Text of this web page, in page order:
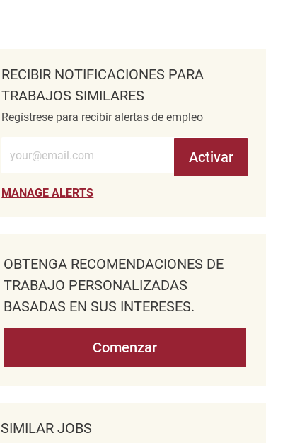
RECIBIR NOTIFICACIONES PARA
TRABAJOS SIMILARES
Regístrese para recibir alertas de empleo
Introduzca la dirección de correo electrónico (obligatorio)
Activar
MANAGE ALERTS
OBTENGA RECOMENDACIONES DE
TRABAJO PERSONALIZADAS
BASADAS EN SUS INTERESES.
Comenzar
SIMILAR JOBS